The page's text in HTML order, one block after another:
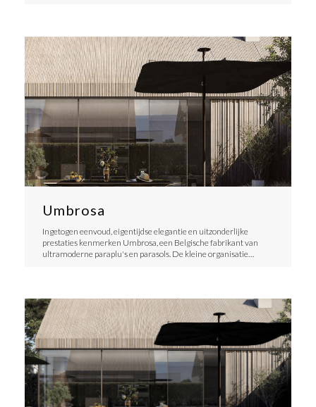
Umbrosa
Ingetogen eenvoud, eigentijdse elegantie en uitzonderlijke
prestaties kenmerken Umbrosa, een Belgische fabrikant van
ultramoderne paraplu's en parasols. De kleine organisatie…